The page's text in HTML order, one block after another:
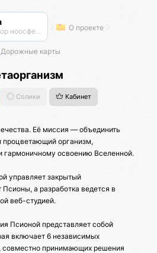
Cимулятор ноосферы О проекте
Дорожные карты
Солики Кабинет
Её миссия — объединить
процветающий организм,
освоению Вселенной.
управляет закрытый
а разработка ведется в
веб-студией.
Псионой представляет собой
включает 6 независимых
совместно принимающих решения